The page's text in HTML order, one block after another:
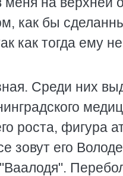
как бы
как тогда ему
Среди них
роста, фигура
зовут его
"Ваалодя".